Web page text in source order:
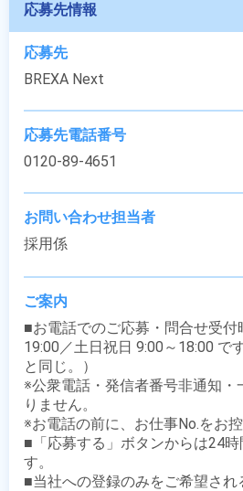
応募先情報
応募先
BREXA Next
応募先電話番号
0120-89-4651
お問い合わせ担当者
採用係
ご案内
■お電話でのご応募・問合せ受付
19:00／土日祝日 9:00～18:00 で
と同じ。）
※公衆電話・発信者番号非通知
りません。
※お電話の前に、お仕事No.をお控
■「応募する」ボタンからは24時
す。
■当社への登録のみをご希望さ